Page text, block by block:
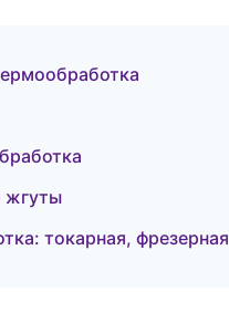
жгуты
токарная, фрезерная